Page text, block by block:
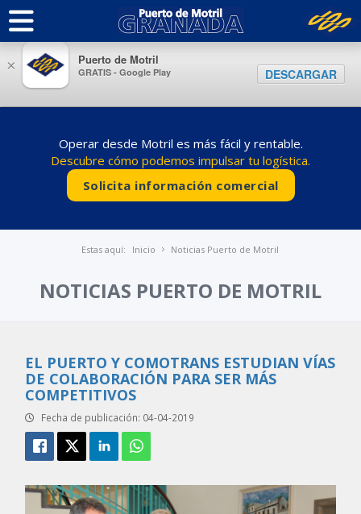
Operar desde Motril es más fácil y rentable.
Descubre cómo podemos impulsar tu logística.
Solicita información comercial
Estas aquí: Inicio Noticias Puerto de Motril
NOTICIAS PUERTO DE MOTRIL
EL PUERTO Y COMOTRANS ESTUDIAN VÍAS
DE COLABORACIÓN PARA SER MÁS
COMPETITIVOS
Fecha de publicación: 04-04-2019
× Puerto de Motril
GRATIS - Google Play DESCARGAR